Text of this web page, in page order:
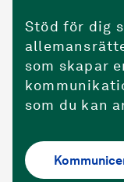
Stöd för dig
som skapar
som du kan